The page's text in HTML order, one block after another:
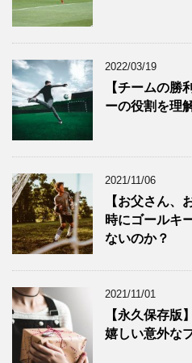
2022/03/19
【チームの勝
ーの役割を理
2021/11/06
【お父さん、
時にゴールキ
ないのか？
2021/11/01
【永久保存版
嬉しい意外な